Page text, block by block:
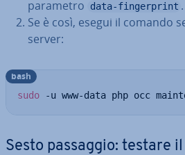
parametro
data-fingerprint .
Se è così, esegui il comando
server:
sudo -u www-data php occ
bash
Sesto passaggio: testare